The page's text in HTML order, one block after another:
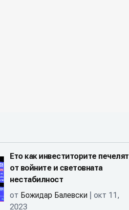
Ето как инвеститорите печелят
от войните и световната
нестабилност
от Божидар Балевски | окт 11,
2023